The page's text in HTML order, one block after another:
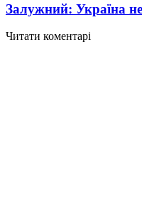
Залужний: Україна
Читати коментарі